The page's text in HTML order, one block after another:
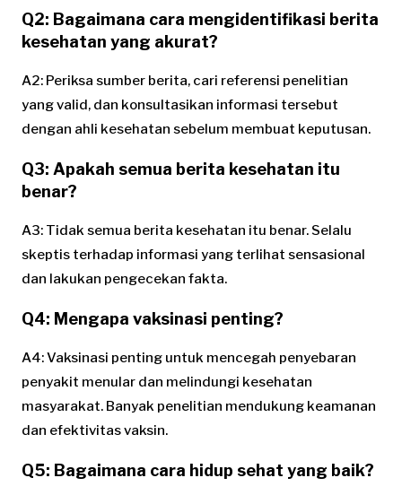
Q2: Bagaimana cara mengidentifikasi berita
kesehatan yang akurat?
A2: Periksa sumber berita, cari referensi penelitian
yang valid, dan konsultasikan informasi tersebut
dengan ahli kesehatan sebelum membuat keputusan.
Q3: Apakah semua berita kesehatan itu
benar?
A3: Tidak semua berita kesehatan itu benar. Selalu
skeptis terhadap informasi yang terlihat sensasional
dan lakukan pengecekan fakta.
Q4: Mengapa vaksinasi penting?
A4: Vaksinasi penting untuk mencegah penyebaran
penyakit menular dan melindungi kesehatan
masyarakat. Banyak penelitian mendukung keamanan
dan efektivitas vaksin.
Q5: Bagaimana cara hidup sehat yang baik?